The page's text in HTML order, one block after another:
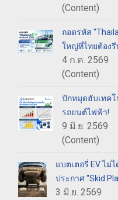
(Content)
ถอดรหัส
ใหญ่ที่ไทยต้อง
4 ก.ค. 2569
(Content)
ปักหมุดฮับเทคโ
รถยนต์ไฟฟ้า!
9 มิ.ย. 2569
(Content)
แบตเตอรี่ EV ไม่ไ
ประกาศ "Skid
3 มิ.ย. 2569